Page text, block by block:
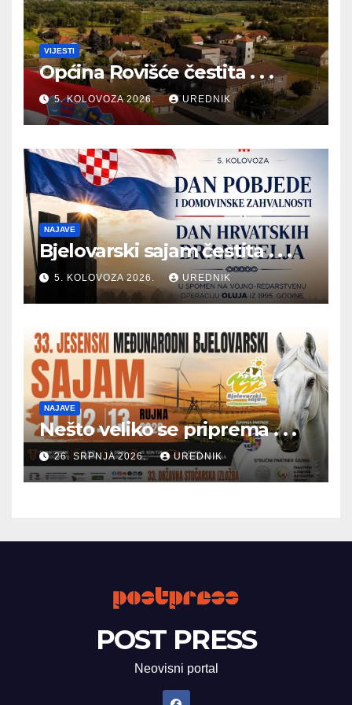
VIJESTI
Općina Rovišće čestita . . .
5. KOLOVOZA 2026. UREDNIK
NAJAVE
Bjelovarski sajam čestita . . .
5. KOLOVOZA 2026. UREDNIK
NAJAVE
Nešto veliko se priprema . . .
26. SRPNJA 2026. UREDNIK
POST PRESS
Neovisni portal